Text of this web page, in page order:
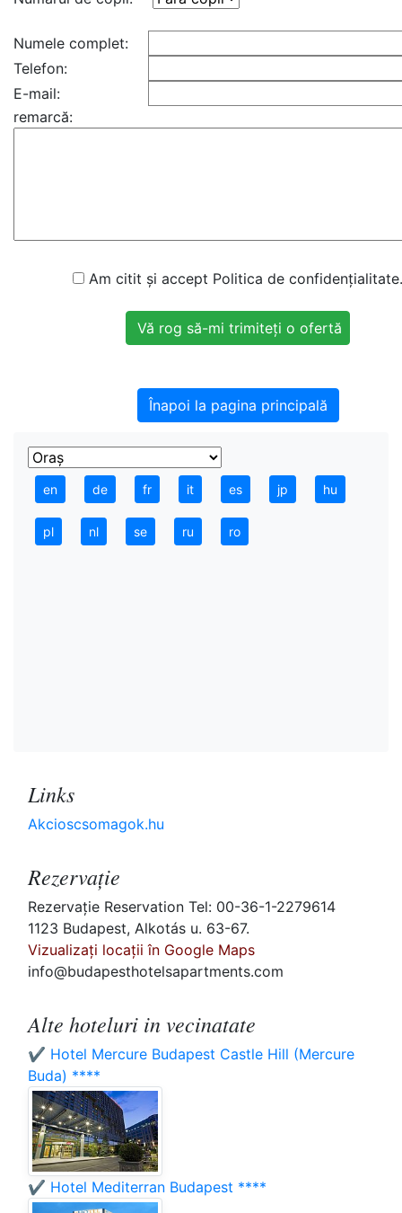
Numele complet:
Telefon:
E-mail:
remarcă:
Am citit și accept Politica de confidențialitate.
Înapoi la pagina principală
en de fr it es jp hu
pl nl se ru ro
Links
Akcioscsomagok.hu
Rezervaţie
Rezervaţie Reservation Tel: 00-36-1-2279614
1123 Budapest, Alkotás u. 63-67.
Vizualizați locații în Google Maps
info@budapesthotelsapartments.com
Alte hoteluri in vecinatate
✔️ Hotel Mercure Budapest Castle Hill (Mercure
Buda) ****
✔️ Hotel Mediterran Budapest ****